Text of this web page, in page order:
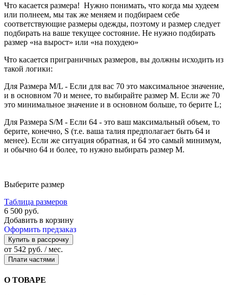
Что касается размера! Нужно понимать, что когда мы худеем
или полнеем, мы так же меняем и подбираем себе
соответствующие размеры одежды, поэтому и размер следует
подбирать на ваше текущее состояние. Не нужно подбирать
размер «на вырост» или «на похудею»
Что касается приграничных размеров, вы должны исходить из
такой логики:
Для Размера M/L - Если для вас 70 это максимальное значение,
и в основном 70 и менее, то выбирайте размер М. Если же 70
это минимальное значение и в основном больше, то берите L;
Для Размера S/M - Если 64 - это ваш максимальный объем, то
берите, конечно, S (т.е. ваша талия предполагает быть 64 и
менее). Если же ситуация обратная, и 64 это самый минимум,
и обычно 64 и более, то нужно выбирать размер М.
Выберите размер
Таблица размеров
6 500 руб.
Добавить в корзину
Оформить предзаказ
Купить в рассрочку
от 542 руб. / мес.
Плати частями
О ТОВАРЕ